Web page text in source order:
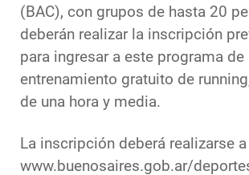
(BAC), con grupos de hasta 20
deberán realizar la inscripción
para ingresar a este programa de
entrenamiento gratuito de
de una hora y media.
La inscripción deberá realizarse
www.buenosaires.gob.ar/